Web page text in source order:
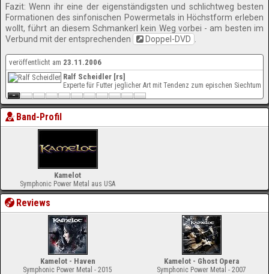
Fazit: Wenn ihr eine der eigenständigsten und schlichtweg besten
Formationen des sinfonischen Powermetals in Höchstform erleben
wollt, führt an diesem Schmankerl kein Weg vorbei - am besten im
Verbund mit der entsprechenden
Doppel-DVD
veröffentlicht am 23.11.2006
Ralf Scheidler [rs]
Experte für Futter jeglicher Art mit Tendenz zum epischen Siechtum
Band-Profil
Kamelot
Symphonic Power Metal aus USA
Reviews
Kamelot - Haven
Symphonic Power Metal - 2015
Kamelot - Ghost Opera
Symphonic Power Metal - 2007